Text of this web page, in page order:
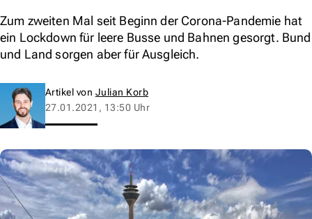
Zum zweiten Mal seit Beginn der Corona-Pandemie hat
ein Lockdown für leere Busse und Bahnen gesorgt. Bund
und Land sorgen aber für Ausgleich.
Artikel von Julian Korb
27.01.2021, 13:50 Uhr